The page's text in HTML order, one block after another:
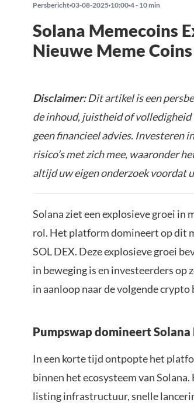
Persbericht 03-08-2025 10:00 4 - 10 min
Solana Memecoins
Nieuwe Meme
Disclaimer:Dit artikel is een
de inhoud, juistheid of
geen financieel advies. Investeren
risico’s met zich mee, waaronder
altijd uw eigen onderzoek voordat
Solana ziet een explosieve groei in
rol. Het platform domineert op dit
SOL DEX. Deze explosieve groei
in beweging is en investeerders op
in aanloop naar de volgende crypto
Pumpswap domineert Solana
In een korte tijd ontpopte het
binnen het ecosysteem van
listing infrastructuur, snelle